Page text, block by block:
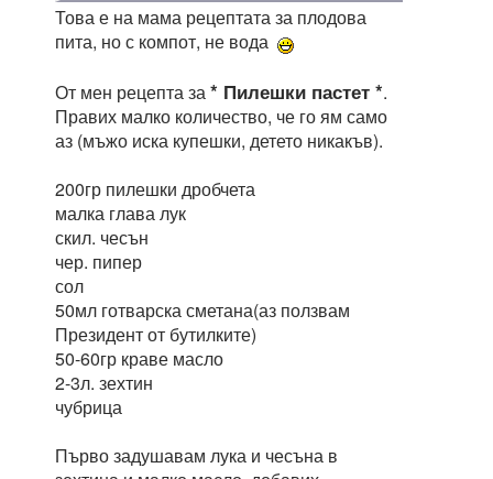
Това е на мама рецептата за плодова
пита, но с компот, не вода
От мен рецепта за* Пилешки пастет *.
Правих малко количество, че го ям само
аз (мъжо иска купешки, детето никакъв).
200гр пилешки дробчета
малка глава лук
скил. чесън
чер. пипер
сол
50мл готварска сметана(аз ползвам
Президент от бутилките)
50-60гр краве масло
2-3л. зехтин
чубрица
Първо задушавам лука и чесъна в